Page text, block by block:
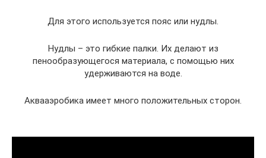
Для этого используется пояс или нудлы.
Нудлы – это гибкие палки. Их делают из
пенообразующегося материала, с помощью них
удерживаются на воде.
Аквааэробика имеет много положительных сторон.